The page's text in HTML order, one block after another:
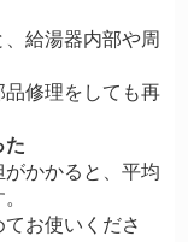
給湯器内部や周
品修理をしても再
た
かかると、平均
お使いくださ